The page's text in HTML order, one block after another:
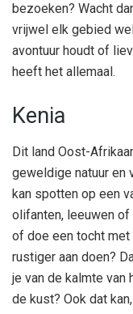
bezoeken? Wacht
vrijwel elk gebied
avontuur houdt of
heeft het allemaal.
Kenia
Dit land Oost-
geweldige natuur en
kan spotten op een
olifanten, leeuwen
of doe een tocht met
rustiger aan doen?
je van de kalmte van
de kust? Ook dat